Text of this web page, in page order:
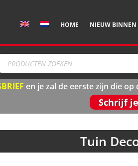
HOME NIEUW BINNEN
Producten
zoeken
en je zal de eerste zijn die
Schrijf
Tuin